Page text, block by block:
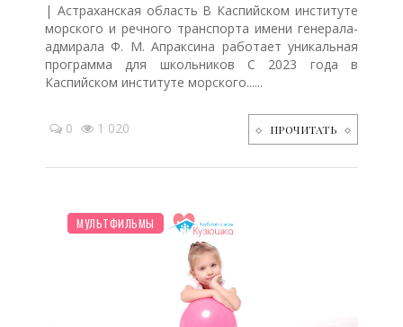
| Астраханская область В Каспийском институте
морского и речного транспорта имени генерала-
адмирала Ф. М. Апраксина работает уникальная
программа для школьников С 2023 года в
Каспийском институте морского......
0 1 020 ПРОЧИТАТЬ
НОВОСТИ МИРА
ЗДОРОВЬЕ
ДЕТЯМ
ПСИХОЛОГИЯ
ШКОЛЬНИК
ПРАЗДНИКИ
СЕМЬЯ
МУЛЬТФИЛЬМЫ